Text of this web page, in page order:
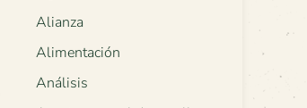
Alianza
Alimentación
Análisis